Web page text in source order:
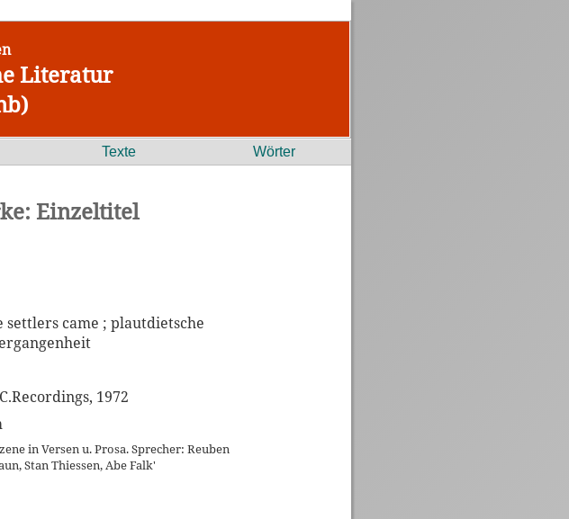
Literatur
Texte Wörter
Einzeltitel
came ; plautdietsche
1972
in Versen u. Prosa. Sprecher: Reuben
Stan Thiessen, Abe Falk'